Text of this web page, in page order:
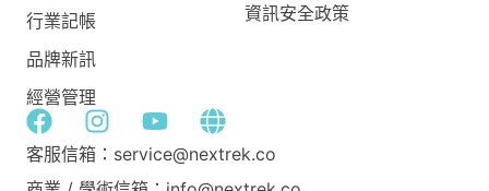
行業記帳
品牌新訊
經營管理
資訊安全政策
客服信箱：service@nextrek.co